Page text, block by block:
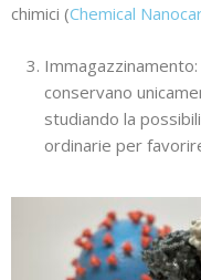
chimici (Chemical
conservano
studiando la
ordinarie per